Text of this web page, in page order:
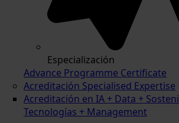
Especialización
Advance Programme Certificate
Acreditación Specialised Expertise
Acreditación en IA + Data +
Tecnologías + Management